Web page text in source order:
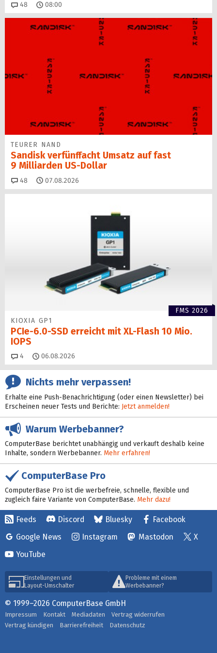
48 Kommentare
08:00
TEURER NAND
Sandisk verfünffacht Umsatz auf fast
9 Milliarden US-Dollar
48 Kommentare
07.08.2026
FMS 2026
KIOXIA GP1
PCIe-6.0-SSD erreicht mit XL-Flash 10 Mio.
IOPS
4 Kommentare
06.08.2026
Nichts mehr verpassen!
Erhalte eine Push-Benachrichtigung (oder einen Newsletter) bei
Erscheinen neuer Tests und Berichte: Jetzt anmelden!
Warum Werbebanner?
ComputerBase berichtet unabhängig und verkauft deshalb keine
Inhalte, sondern Werbebanner. Mehr erfahren!
ComputerBase Pro
ComputerBase Pro ist die werbefreie, schnelle, flexible und
zugleich faire Variante von ComputerBase. Mehr dazu!
Feeds Discord Bluesky
Facebook
Google News
Instagram Mastodon
X
YouTube
Einstellungen und
Layout-Umschalter
Probleme mit einem
Werbebanner?
© 1999–2026 ComputerBase GmbH
Impressum Kontakt Mediadaten
Vertrag widerrufen
Vertrag kündigen
Barrierefreiheit Datenschutz